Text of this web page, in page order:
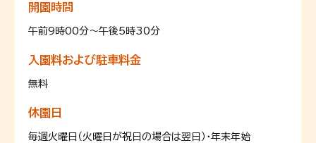
開園時間
午前9時00分～午後5時30分
入園料および駐車料金
無料
休園日
毎週火曜日（火曜日が祝日の場合は翌日）・年末年始